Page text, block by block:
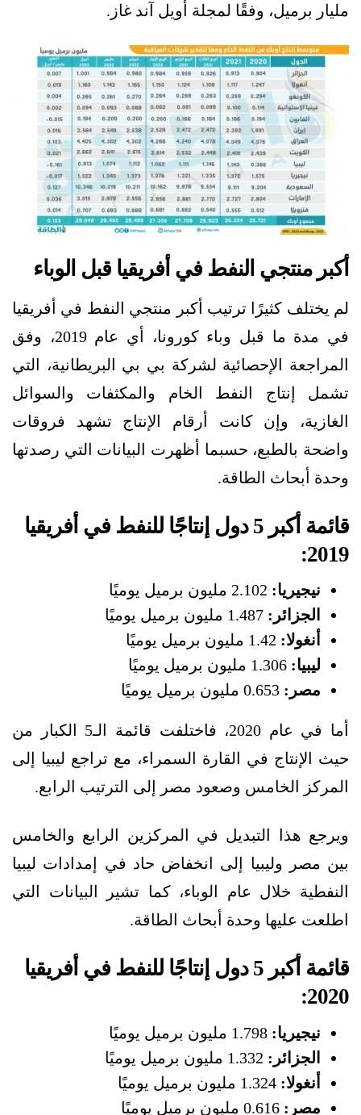
مليار برميل، وفقًا لمجلة أويل آند غاز.
أكبر منتجي النفط في أفريقيا قبل الوباء
لم يختلف كثيرًا ترتيب أكبر منتجي النفط في أفريقيا
في مدة ما قبل وباء كورونا، أي عام 2019، وفق
المراجعة الإحصائية لشركة بي بي البريطانية، التي
تشمل إنتاج النفط الخام والمكثفات والسوائل
الغازية، وإن كانت أرقام الإنتاج تشهد فروقات
واضحة بالطبع، حسبما أظهرت البيانات التي رصدتها
وحدة أبحاث الطاقة.
قائمة أكبر 5 دول إنتاجًا للنفط في أفريقيا
2019:
نيجيريا:
الجزائر:
أنغولا:
ليبيا:
مصر:
أما في عام 2020، فاختلفت قائمة الـ5 الكبار من
حيث الإنتاج في القارة السمراء، مع تراجع ليبيا إلى
المركز الخامس وصعود مصر إلى الترتيب الرابع.
ويرجع هذا التبديل في المركزين الرابع والخامس
بين مصر وليبيا إلى انخفاض حاد في إمدادات ليبيا
النفطية خلال عام الوباء، كما تشير البيانات التي
اطلعت عليها وحدة أبحاث الطاقة.
قائمة أكبر 5 دول إنتاجًا للنفط في أفريقيا
2020:
نيجيريا:
الجزائر:
أنغولا:
مصر: